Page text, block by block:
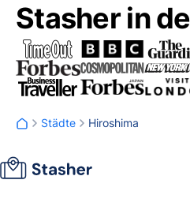
Stasher in
Städte Hiroshima